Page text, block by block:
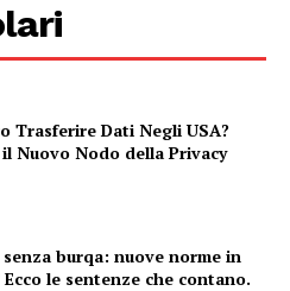
Trasferire Dati Negli USA?
Nuovo Nodo della Privacy
senza burqa: nuove norme in
le sentenze che contano.